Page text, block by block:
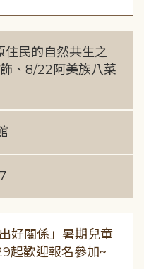
住民的自然共生之
、8/22阿美族八菜
出好關係」暑期兒童
起歡迎報名參加~